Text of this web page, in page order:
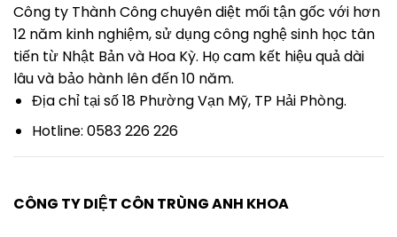
Công ty Thành Công chuyên diệt mối tận gốc với hơn
12 năm kinh nghiệm, sử dụng công nghệ sinh học tân
tiến từ Nhật Bản và Hoa Kỳ. Họ cam kết hiệu quả dài
lâu và bảo hành lên đến 10 năm.
Địa chỉ tại số 18 Phường Vạn Mỹ, TP Hải Phòng.
Hotline: 0583 226 226
CÔNG TY DIỆT CÔN TRÙNG ANH KHOA